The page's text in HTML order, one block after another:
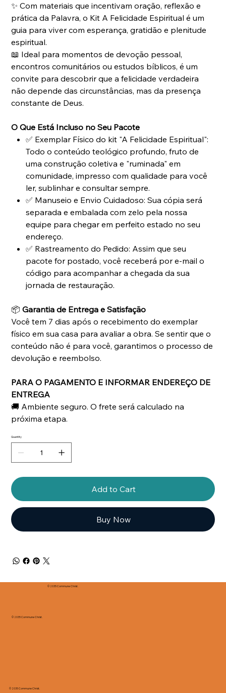
✨ Com materiais que incentivam oração, reflexão e
prática da Palavra, o Kit A Felicidade Espiritual é um
guia para viver com esperança, gratidão e plenitude
espiritual.
📖 Ideal para momentos de devoção pessoal,
encontros comunitários ou estudos bíblicos, é um
convite para descobrir que a felicidade verdadeira
não depende das circunstâncias, mas da presença
constante de Deus.
O Que Está Incluso no Seu Pacote
✅ Exemplar Físico do kit "A Felicidade Espiritual":
Todo o conteúdo teológico profundo, fruto de
uma construção coletiva e "ruminada" em
comunidade, impresso com qualidade para você
ler, sublinhar e consultar sempre.
✅ Manuseio e Envio Cuidadoso: Sua cópia será
separada e embalada com zelo pela nossa
equipe para chegar em perfeito estado no seu
endereço.
✅ Rastreamento do Pedido: Assim que seu
pacote for postado, você receberá por e-mail o
código para acompanhar a chegada da sua
jornada de restauração.
📦Garantia de Entrega e Satisfação
Você tem 7 dias após o recebimento do exemplar
físico em sua casa para avaliar a obra. Se sentir que o
conteúdo não é para você, garantimos o processo de
devolução e reembolso.
PARA O PAGAMENTO E INFORMAR ENDEREÇO DE
ENTREGA
🚚 Ambiente seguro. O frete será calculado na
próxima etapa.
Quantity
Add to Cart
Buy Now
© 2035 Commune Christ.
© 2035 Commune Christ.
© 2035 Commune Christ.